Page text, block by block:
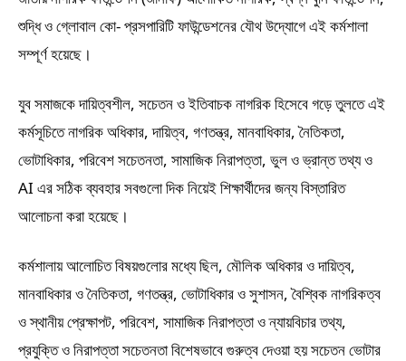
শুদ্ধি ও গ্লোবাল কো- প্রসপারিটি ফাউন্ডেশনের যৌথ উদ্যোগে এই কর্মশালা
সম্পূর্ণ হয়েছে।
যুব সমাজকে দায়িত্বশীল, সচেতন ও ইতিবাচক নাগরিক হিসেবে গড়ে তুলতে এই
কর্মসূচিতে নাগরিক অধিকার, দায়িত্ব, গণতন্ত্র, মানবাধিকার, নৈতিকতা,
ভোটাধিকার, পরিবেশ সচেতনতা, সামাজিক নিরাপত্তা, ভুল ও ভ্রান্ত তথ্য ও
AI এর সঠিক ব্যবহার সবগুলো দিক নিয়েই শিক্ষার্থীদের জন্য বিস্তারিত
আলোচনা করা হয়েছে।
কর্মশালায় আলোচিত বিষয়গুলোর মধ্যে ছিল, মৌলিক অধিকার ও দায়িত্ব,
মানবাধিকার ও নৈতিকতা, গণতন্ত্র, ভোটাধিকার ও সুশাসন, বৈশ্বিক নাগরিকত্ব
ও স্থানীয় প্রেক্ষাপট, পরিবেশ, সামাজিক নিরাপত্তা ও ন্যায়বিচার তথ্য,
প্রযুক্তি ও নিরাপত্তা সচেতনতা বিশেষভাবে গুরুত্ব দেওয়া হয় সচেতন ভোটার